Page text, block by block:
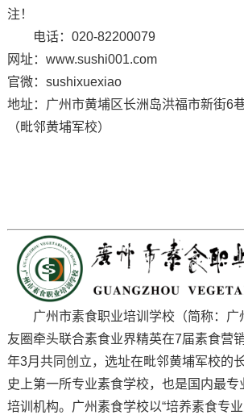
注！
电话：020-82200079
网址：www.sushi001.com
官微：sushixuexiao
地址：广州市黄埔区长洲岛洪福市新街6
（毗邻黄埔军校）
广州市素食职业培训学校（简称：广
友圈牵头联合素食业界精英在7届素食营
年3月共同创立，选址在毗邻黄埔军校的
史上第一所专业素食学校，也是国内最
培训机构。广州素食学校以“培养素食专